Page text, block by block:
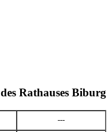
Rathauses Biburg
---